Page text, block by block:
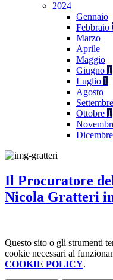
2024
Gennaio
Febbraio
Marzo
Aprile
Maggio
Giugno 1
Luglio 1
Agosto
Settembre
Ottobre 1
Dicembre
Il Procuratore
Nicola Gratteri
Questo sito o gli strumenti
cookie necessari al
COOKIE POLICY.